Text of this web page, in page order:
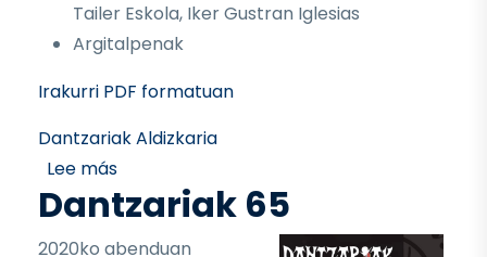
Tailer Eskola, Iker Gustran Iglesias
Argitalpenak
Irakurri PDF formatuan
Dantzariak Aldizkaria
Lee mássobre DANTZARIAK 66
Dantzariak 65
2020ko abenduan